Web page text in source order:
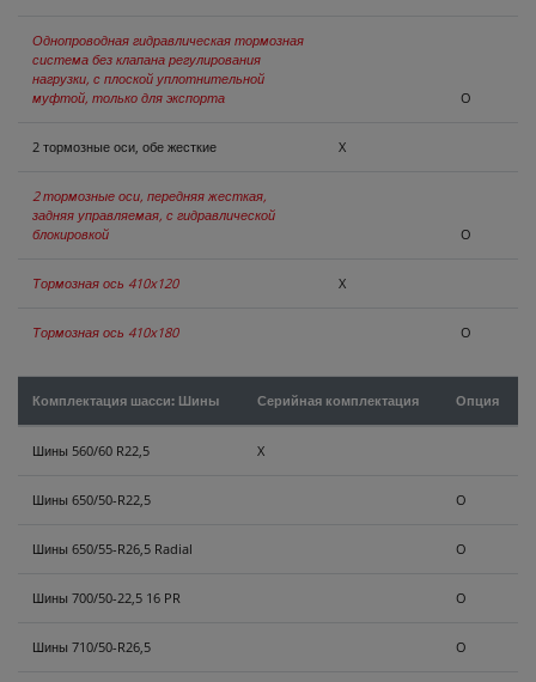
Однопроводная гидравлическая тормозная
система без клапана регулирования
нагрузки, с плоской уплотнительной
муфтой, только для экспорта
O
2 тормозные оси, обе жесткие X
2 тормозные оси, передняя жесткая,
задняя управляемая, с гидравлической
блокировкой
O
Тормозная ось 410x120 X
Тормозная ось 410x180 O
Комплектация шасси: Шины Серийная комплектация Опция
Шины 560/60 R22,5 X
Шины 650/50-R22,5 O
Шины 650/55-R26,5 Radial O
Шины 700/50-22,5 16 PR O
Шины 710/50-R26,5 O